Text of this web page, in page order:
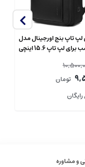
لپ تاپ بنج اورجینال مدل
تومان
و مشاوره